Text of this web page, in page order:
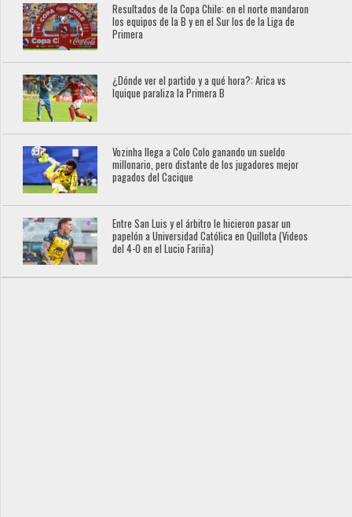
Resultados de la Copa Chile: en el norte mandaron
los equipos de la B y en el Sur los de la Liga de
Primera
¿Dónde ver el partido y a qué hora?: Arica vs
Iquique paraliza la Primera B
Vozinha llega a Colo Colo ganando un sueldo
millonario, pero distante de los jugadores mejor
pagados del Cacique
Entre San Luis y el árbitro le hicieron pasar un
papelón a Universidad Católica en Quillota (Videos
del 4-0 en el Lucio Fariña)